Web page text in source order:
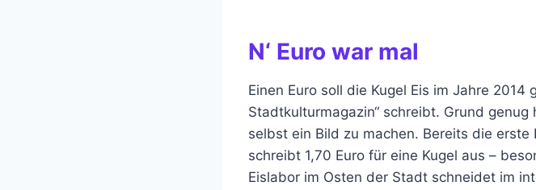
N‘ Euro war mal
Einen Euro soll die Kugel Eis im Jahre 2014
Stadtkulturmagazin“ schreibt. Grund
selbst ein Bild zu machen. Bereits die erste
schreibt 1,70 Euro für eine Kugel aus –
Eislabor im Osten der Stadt schneidet im